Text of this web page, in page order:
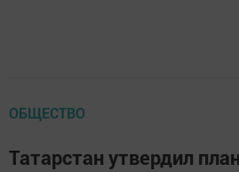
ОБЩЕСТВО
Татарстан утвердил